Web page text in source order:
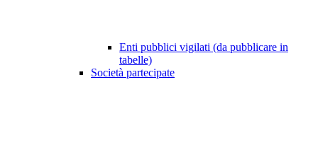
Enti pubblici vigilati (da pubblicare in
tabelle)
Società partecipate